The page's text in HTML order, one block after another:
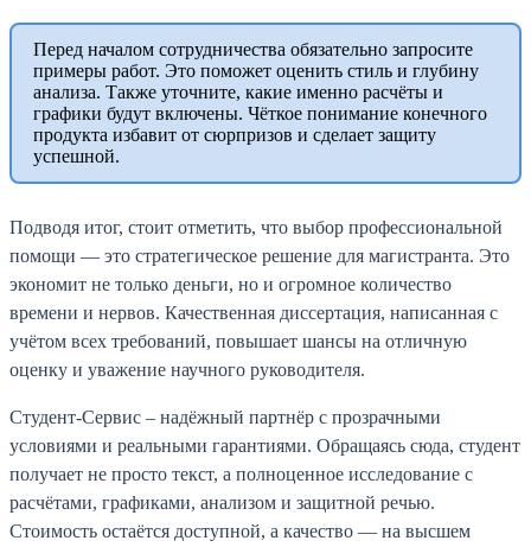
Перед началом сотрудничества обязательно запросите
примеры работ. Это поможет оценить стиль и глубину
анализа. Также уточните, какие именно расчёты и
графики будут включены. Чёткое понимание конечного
продукта избавит от сюрпризов и сделает защиту
успешной.
Подводя итог, стоит отметить, что выбор профессиональной
помощи — это стратегическое решение для магистранта. Это
экономит не только деньги, но и огромное количество
времени и нервов. Качественная диссертация, написанная с
учётом всех требований, повышает шансы на отличную
оценку и уважение научного руководителя.
Студент-Сервис – надёжный партнёр с прозрачными
условиями и реальными гарантиями. Обращаясь сюда, студент
получает не просто текст, а полноценное исследование с
расчётами, графиками, анализом и защитной речью.
Стоимость остаётся доступной, а качество — на высшем